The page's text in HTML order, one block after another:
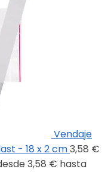
Vendaje
- 18 x 2 cm3,58 €
3,58 € hasta